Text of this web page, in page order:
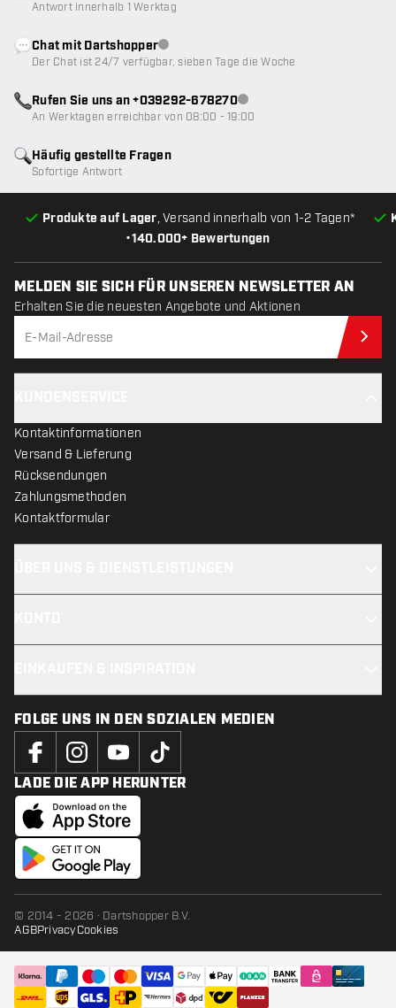
•140.000+ Bewertungen
Produkte auf Lager, Versand innerhalb von 1-2 Tagen*
Häufig gestellte Fragen
Sofortige Antwort
Antwort innerhalb 1 Werktag
Chat mit DartshopperKundenservice nicht verfügbar
Der Chat ist 24/7 verfügbar, sieben Tage die Woche
Rufen Sie uns an +039292-678270Kundenservice nicht
An Werktagen erreichbar von 08:00 - 19:00
MELDEN SIE SICH FÜR UNSEREN NEWSLETTER AN
Erhalten Sie die neuesten Angebote und Aktionen
Kontaktinformationen
Versand & Lieferung
Rücksendungen
Zahlungsmethoden
Kontaktformular
FOLGE UNS IN DEN SOZIALEN MEDIEN
LADE DIE APP HERUNTER
© 2014 - 2026 · Dartshopper B.V.
AGBPrivacyCookies